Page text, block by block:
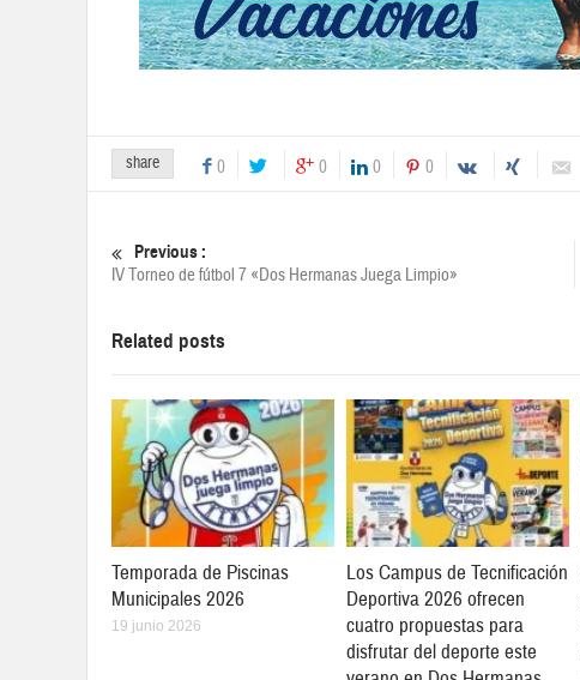
share 0 0 0 0
Previous :
IV Torneo de fútbol 7 «Dos Hermanas Juega Limpio»
Related posts
Temporada de Piscinas
Municipales 2026
19 junio 2026
Los Campus de Tecnificación
Deportiva 2026 ofrecen
cuatro propuestas para
disfrutar del deporte este